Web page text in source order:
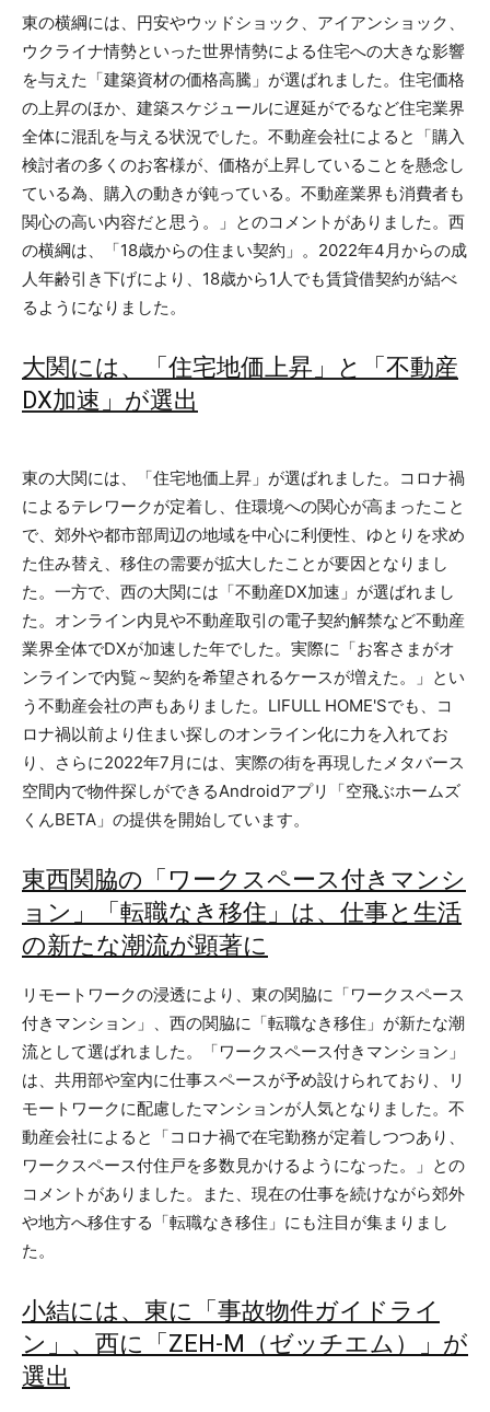
東の横綱には、円安やウッドショック、アイアンショック、
ウクライナ情勢といった世界情勢による住宅への大きな影響
を与えた「建築資材の価格高騰」が選ばれました。住宅価格
の上昇のほか、建築スケジュールに遅延がでるなど住宅業界
全体に混乱を与える状況でした。不動産会社によると「購入
検討者の多くのお客様が、価格が上昇していることを懸念し
ている為、購入の動きが鈍っている。不動産業界も消費者も
関心の高い内容だと思う。」とのコメントがありました。西
の横綱は、「18歳からの住まい契約」。2022年4月からの成
人年齢引き下げにより、18歳から1人でも賃貸借契約が結べ
るようになりました。
大関には、「住宅地価上昇」と「不動産
DX加速」が選出
東の大関には、「住宅地価上昇」が選ばれました。コロナ禍
によるテレワークが定着し、住環境への関心が高まったこと
で、郊外や都市部周辺の地域を中心に利便性、ゆとりを求め
た住み替え、移住の需要が拡大したことが要因となりまし
た。一方で、西の大関には「不動産DX加速」が選ばれまし
た。オンライン内見や不動産取引の電子契約解禁など不動産
業界全体でDXが加速した年でした。実際に「お客さまがオ
ンラインで内覧～契約を希望されるケースが増えた。」とい
う不動産会社の声もありました。LIFULL HOME'Sでも、コ
ロナ禍以前より住まい探しのオンライン化に力を入れてお
り、さらに2022年7月には、実際の街を再現したメタバース
空間内で物件探しができるAndroidアプリ「空飛ぶホームズ
くんBETA」の提供を開始しています。
東西関脇の「ワークスペース付きマンシ
ョン」「転職なき移住」は、仕事と生活
の新たな潮流が顕著に
リモートワークの浸透により、東の関脇に「ワークスペース
付きマンション」、西の関脇に「転職なき移住」が新たな潮
流として選ばれました。「ワークスペース付きマンション」
は、共用部や室内に仕事スペースが予め設けられており、リ
モートワークに配慮したマンションが人気となりました。不
動産会社によると「コロナ禍で在宅勤務が定着しつつあり、
ワークスペース付住戸を多数見かけるようになった。」との
コメントがありました。また、現在の仕事を続けながら郊外
や地方へ移住する「転職なき移住」にも注目が集まりまし
た。
小結には、東に「事故物件ガイドライ
ン」、西に「ZEH-M（ゼッチエム）」が
選出